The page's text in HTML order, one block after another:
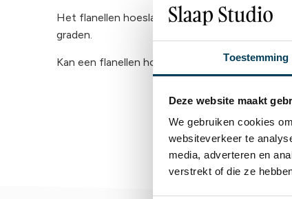
Toestemming
Deze website maakt
We gebruiken cookies
websiteverkeer te
media, adverteren en
verstrekt of die ze
Het flanellen hoeslaken is rondom voorzien van
graden.
Kan een flanellen hoeslaken in de droger? Ja